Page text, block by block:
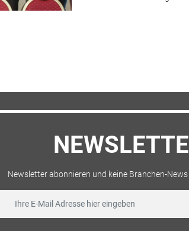
Newsletter abonnieren und keine Branchen-News